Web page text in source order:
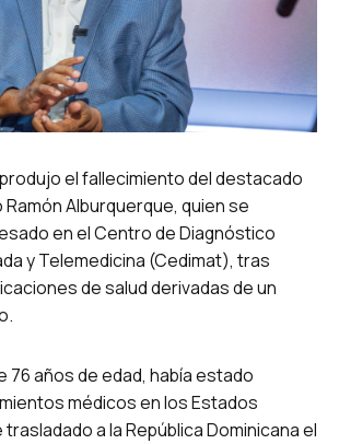
el fallecimiento del destacado
Alburquerque, quien se
en el Centro de Diagnóstico
y Telemedicina (Cedimat), tras
de salud derivadas de un
76 años de edad, había estado
médicos en los Estados
a la República Dominicana el